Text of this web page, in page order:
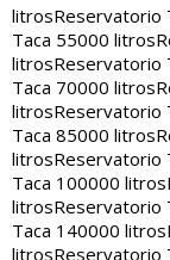
litrosReservatorio
Taca 55000 litros
litrosReservatorio
Taca 70000 litros
litrosReservatorio
Taca 85000 litros
litrosReservatorio
Taca 100000 litros
litrosReservatorio
Taca 140000 litros
litrosReservatorio